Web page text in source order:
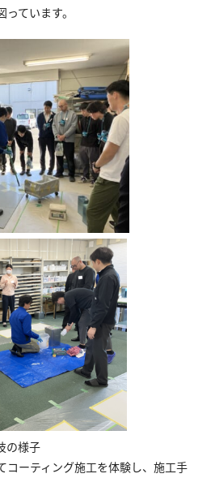
ています。
の様子
コーティング施工を体験し、施工手